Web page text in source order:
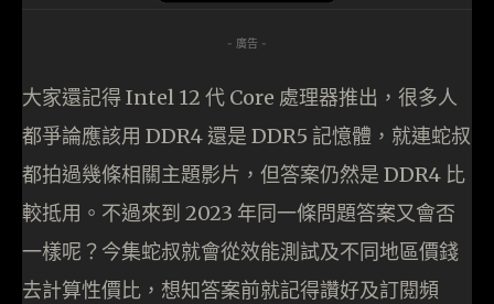
- 廣告 -
大家還記得 Intel 12 代 Core 處理器推出，很多人
都爭論應該用 DDR4 還是 DDR5 記憶體，就連蛇叔
都拍過幾條相關主題影片，但答案仍然是 DDR4 比
較抵用。不過來到 2023 年同一條問題答案又會否
一樣呢？今集蛇叔就會從效能測試及不同地區價錢
去計算性價比，想知答案前就記得讚好及訂閱頻